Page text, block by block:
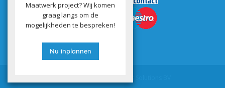
Maatwerk project? Wij komen
graag langs om de
mogelijkheden te bespreken!
Nu inplannen